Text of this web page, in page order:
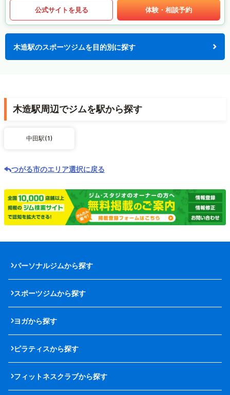
公式サイトを見る 体験・相談予約
木造駅のスポーツジムを目的別に探す
木造駅周辺でジムを駅から探す
中田駅(1)
つがる市のエリア選択に戻る
パーソナルジムから探す
スポーツジムから探す
ヨガから探す
ピラティスから探す
フィットネスクラブから探す